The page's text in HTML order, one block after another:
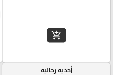
add_shopping_cart
أحذيه رجاليه